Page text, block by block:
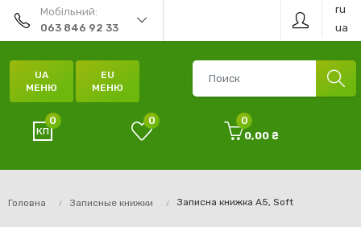
Мобільний:
063 846 92 33
ru
ua
UA
МЕНЮ
EU
МЕНЮ
0 0
0
0,00 ₴
Головна Записные книжки Записна книжка А5, Soft